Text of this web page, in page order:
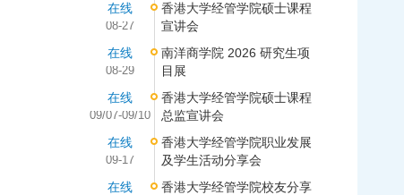
在线
08-27
香港大学经管学院硕士课程
宣讲会
在线
08-29
南洋商学院 2026 研究生项
目展
在线
09/07-09/10
香港大学经管学院硕士课程
总监宣讲会
在线
09-17
香港大学经管学院职业发展
及学生活动分享会
在线
香港大学经管学院校友分享